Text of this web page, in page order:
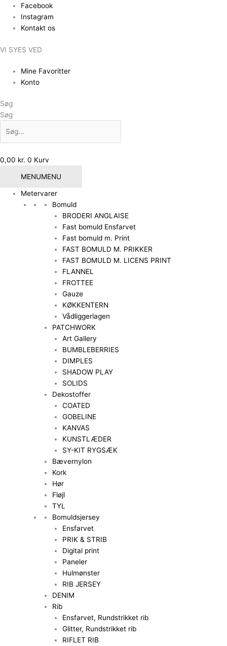
indholdet
Facebook
Instagram
Kontakt os
VI SYES VED
Mine Favoritter
Konto
Søg
Søg
0,00 kr. 0 Kurv
MENUMENU
Metervarer
Bomuld
BRODERI ANGLAISE
Fast bomuld Ensfarvet
Fast bomuld m. Print
FAST BOMULD M. PRIKKER
FAST BOMULD M. LICENS PRINT
FLANNEL
FROTTEE
Gauze
KØKKENTERN
Vådliggerlagen
PATCHWORK
Art Gallery
BUMBLEBERRIES
DIMPLES
SHADOW PLAY
SOLIDS
Dekostoffer
COATED
GOBELINE
KANVAS
KUNSTLÆDER
SY-KIT RYGSÆK
Bævernylon
Kork
Hør
Fløjl
TYL
Bomuldsjersey
Ensfarvet
PRIK & STRIB
Digital print
Paneler
Hulmønster
RIB JERSEY
DENIM
Rib
Ensfarvet, Rundstrikket rib
Glitter, Rundstrikket rib
RIFLET RIB
pris